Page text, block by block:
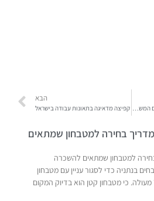
למה אתם צריכים עו"ד פלילי אם המשטרה הכניסה אתכם לניידת
הבא
קפיצה מדאיגה בתאונות עבודה בישראל
בחירה למטבחון שמתאים
למטבחון שמתאים להשכרה
בנתניה כדי לסגור עניין עם מטבחון
כי מטבחון קטן הוא בדיוק המקום